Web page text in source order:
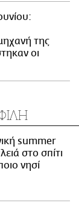
της
οι
summer
στο σπίτι
νησί